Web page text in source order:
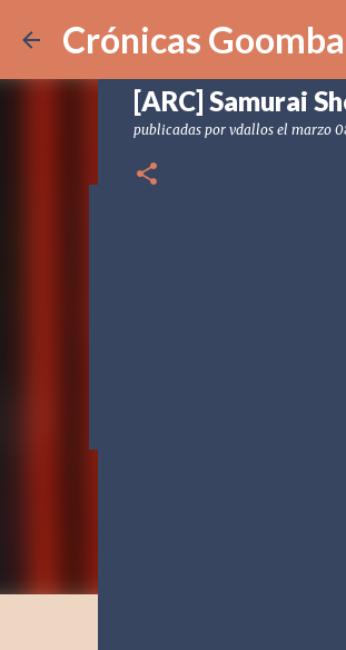
Crónicas Goomba
[POD] CG328
[ARC] Samurai
publicadas por vdallos el marzo